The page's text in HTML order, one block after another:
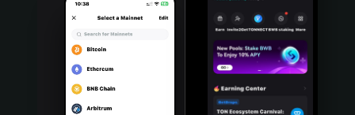
Português (Portugal)
Bahasa Indonesia